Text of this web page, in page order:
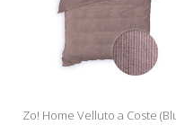
Zo! Home Velluto a Coste